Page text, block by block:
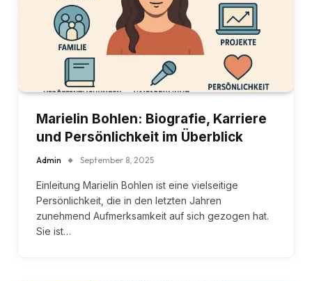
Marielin Bohlen: Biografie, Karriere
und Persönlichkeit im Überblick
Admin September 8, 2025
Einleitung Marielin Bohlen ist eine vielseitige
Persönlichkeit, die in den letzten Jahren
zunehmend Aufmerksamkeit auf sich gezogen hat.
Sie ist…